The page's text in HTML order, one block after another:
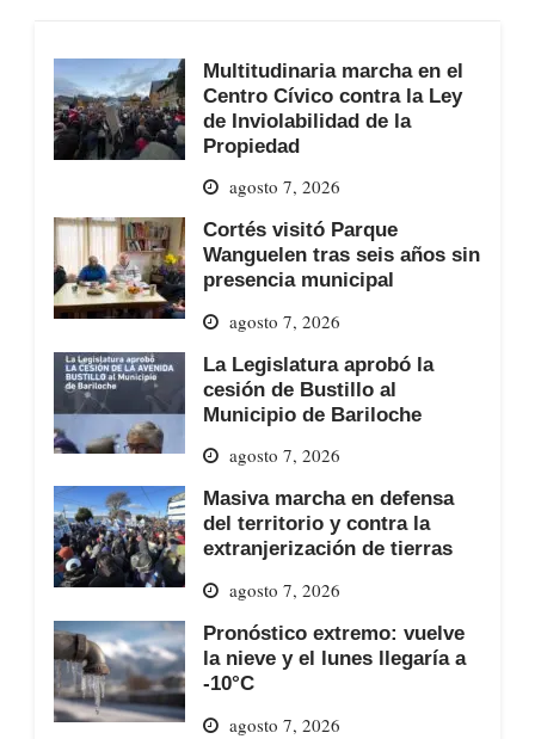
Multitudinaria marcha en el
Centro Cívico contra la Ley
de Inviolabilidad de la
Propiedad
agosto 7, 2026
Cortés visitó Parque
Wanguelen tras seis años sin
presencia municipal
agosto 7, 2026
La Legislatura aprobó la
cesión de Bustillo al
Municipio de Bariloche
agosto 7, 2026
Masiva marcha en defensa
del territorio y contra la
extranjerización de tierras
agosto 7, 2026
Pronóstico extremo: vuelve
la nieve y el lunes llegaría a
-10°C
agosto 7, 2026